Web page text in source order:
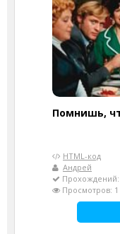
Помнишь,
HTML-код
Андрей
Прохождений:
Просмотров: 1